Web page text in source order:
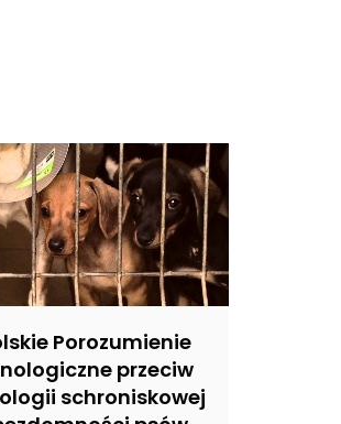
Porozumienie
przeciw
schroniskowej